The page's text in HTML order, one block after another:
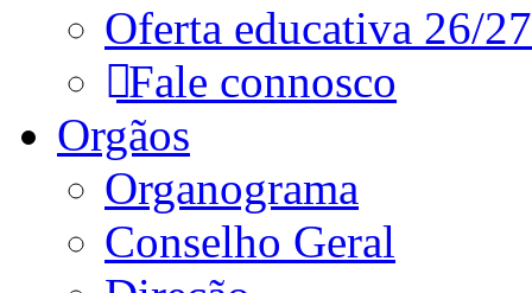
Oferta educativa 26/27
Fale connosco
Orgãos
Organograma
Conselho Geral